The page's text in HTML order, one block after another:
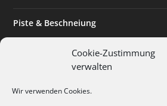
Cookie-Zustimmung
verwalten
Wir verwenden Cookies.
Piste & Beschneiung